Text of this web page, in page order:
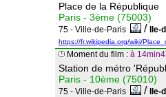
Place de la République
Paris - 3ème (75003)
75 - Ville-de-Paris /
https://fr.wikipedia.org/wiki/
Moment du film : à
Station de métro
Paris - 10ème (75010)
75 - Ville-de-Paris /